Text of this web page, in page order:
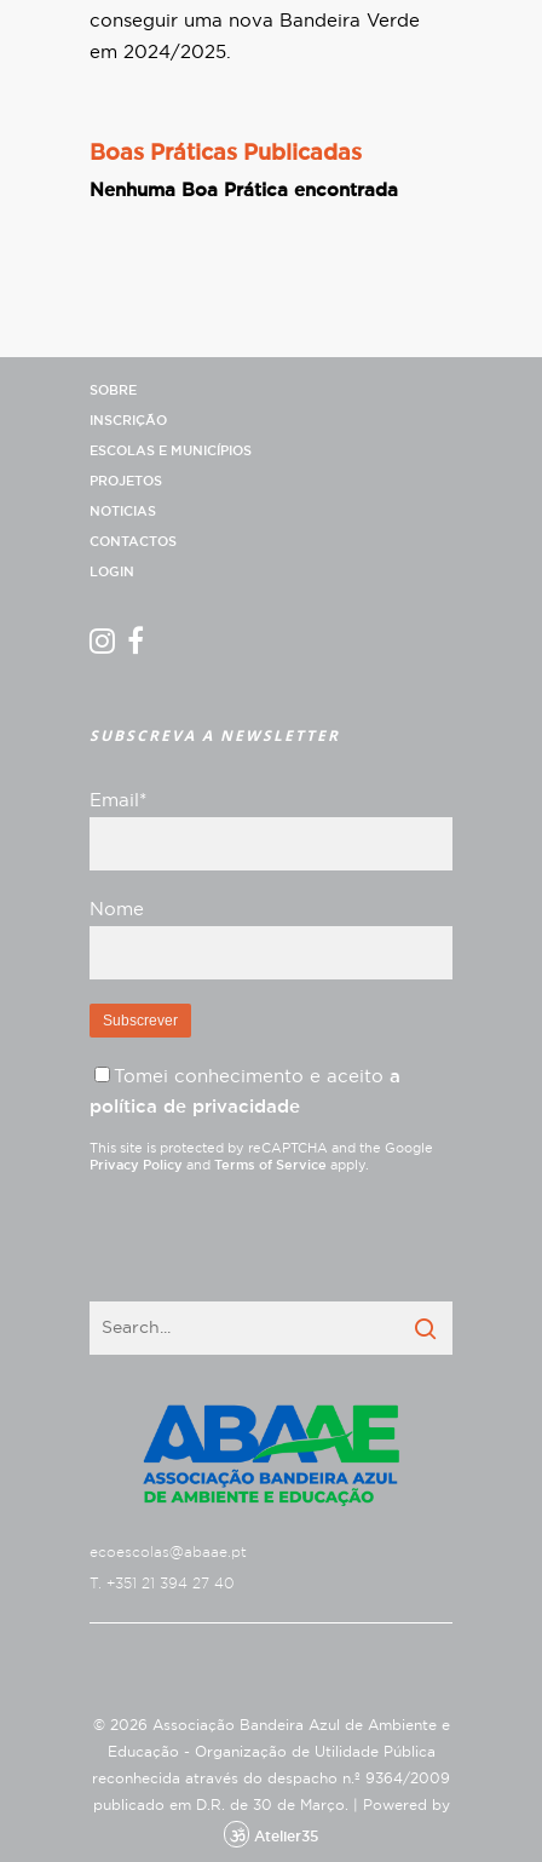
conseguir uma nova Bandeira Verde
em 2024/2025.
Boas Práticas Publicadas
Nenhuma Boa Prática encontrada
SOBRE
INSCRIÇÃO
ESCOLAS E MUNICÍPIOS
PROJETOS
NOTICIAS
CONTACTOS
LOGIN
SUBSCREVA A NEWSLETTER
Email*
Nome
Tomei conhecimento e aceito a
política de privacidade
This site is protected by reCAPTCHA and the Google
Privacy Policy and Terms of Service apply.
ecoescolas@abaae.pt
T. +351 21 394 27 40
© 2026 Associação Bandeira Azul de Ambiente e
Educação - Organização de Utilidade Pública
reconhecida através do despacho n.º 9364/2009
publicado em D.R. de 30 de Março. |
Powered by
Atelier35